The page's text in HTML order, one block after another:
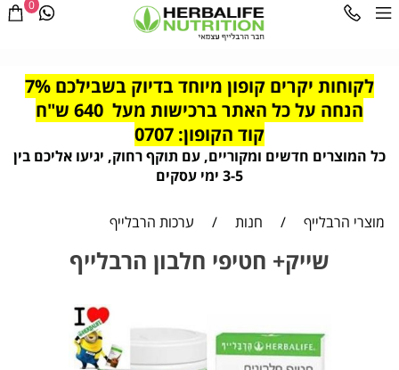
0
לקוחות יקרים קופון מיוחד בדיוק בשבילכם 7%
הנחה על כל האתר ברכישות מעל 640 ש"ח
קוד הקופון: 0707
כל המוצרים חדשים ומקוריים, עם תוקף רחוק, יגיעו אליכם בין
3-5 ימי עסקים
מוצרי הרבלייף / חנות / ערכות הרבלייף
שייק+ חטיפי חלבון הרבלייף